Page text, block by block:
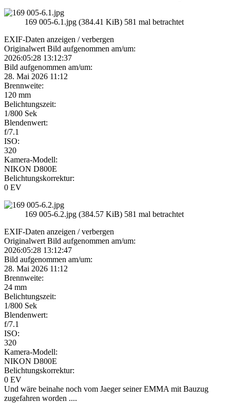
169 005-6.1.jpg (384.41 KiB) 581 mal betrachtet
EXIF-Daten anzeigen / verbergen
Originalwert Bild aufgenommen am/um:
2026:05:28 13:12:37
Bild aufgenommen am/um:
28. Mai 2026 11:12
Brennweite:
120 mm
Belichtungszeit:
1/800 Sek
Blendenwert:
f/7.1
ISO:
320
Kamera-Modell:
NIKON D800E
Belichtungskorrektur:
0 EV
169 005-6.2.jpg (384.57 KiB) 581 mal betrachtet
EXIF-Daten anzeigen / verbergen
Originalwert Bild aufgenommen am/um:
2026:05:28 13:12:47
Bild aufgenommen am/um:
28. Mai 2026 11:12
Brennweite:
24 mm
Belichtungszeit:
1/800 Sek
Blendenwert:
f/7.1
ISO:
320
Kamera-Modell:
NIKON D800E
Belichtungskorrektur:
0 EV
Und wäre beinahe noch vom Jaeger seiner EMMA mit Bauzug
zugefahren worden ....